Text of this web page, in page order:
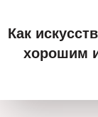
Как
хорошим